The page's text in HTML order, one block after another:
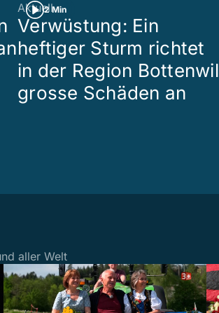
2 Min
Aktuell
Verwüstung: Ein
heftiger Sturm richtet
in der Region Bottenwil
grosse Schäden an
aller Welt